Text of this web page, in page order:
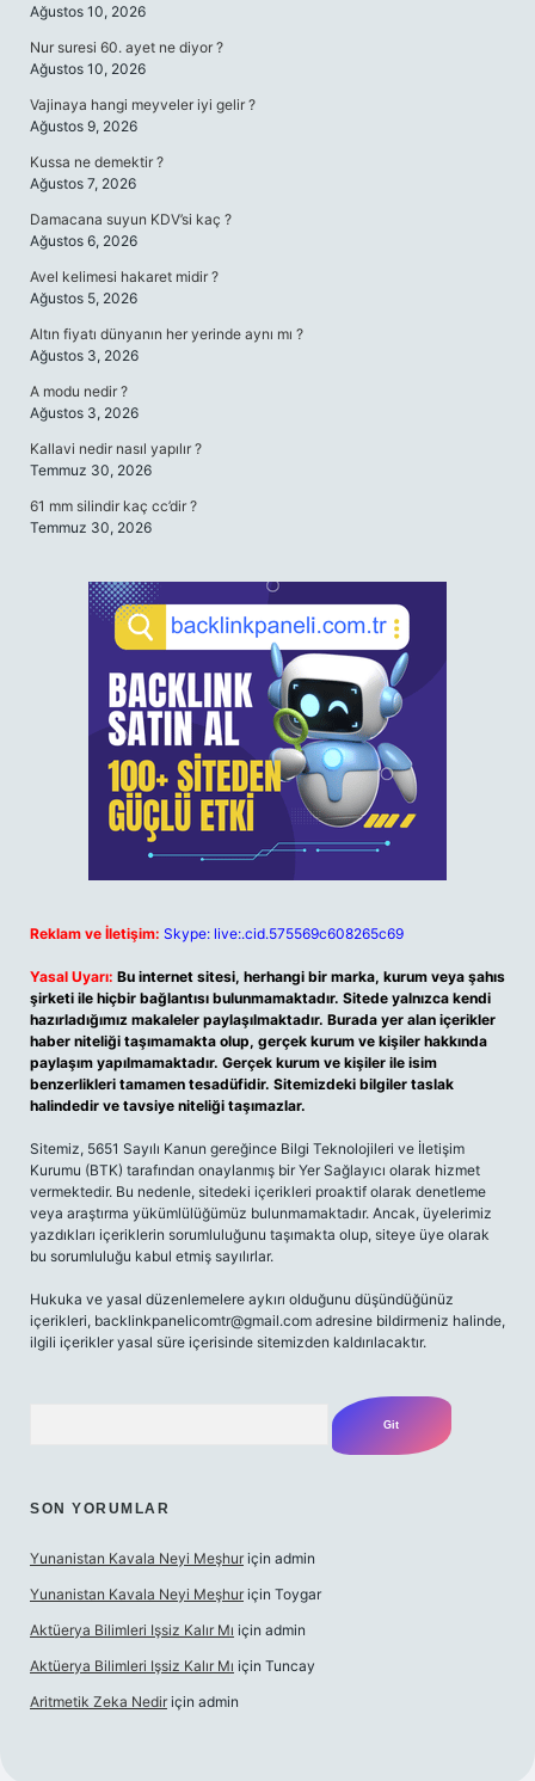
Ağustos 10, 2026
Nur suresi 60. ayet ne diyor ?
Ağustos 10, 2026
Vajinaya hangi meyveler iyi gelir ?
Ağustos 9, 2026
Kussa ne demektir ?
Ağustos 7, 2026
Damacana suyun KDV’si kaç ?
Ağustos 6, 2026
Avel kelimesi hakaret midir ?
Ağustos 5, 2026
Altın fiyatı dünyanın her yerinde aynı mı ?
Ağustos 3, 2026
A modu nedir ?
Ağustos 3, 2026
Kallavi nedir nasıl yapılır ?
Temmuz 30, 2026
61 mm silindir kaç cc’dir ?
Temmuz 30, 2026
Reklam ve İletişim: Skype: live:.cid.575569c608265c69
Yasal Uyarı: Bu internet sitesi, herhangi bir marka, kurum veya şahıs
şirketi ile hiçbir bağlantısı bulunmamaktadır. Sitede yalnızca kendi
hazırladığımız makaleler paylaşılmaktadır. Burada yer alan içerikler
haber niteliği taşımamakta olup, gerçek kurum ve kişiler hakkında
paylaşım yapılmamaktadır. Gerçek kurum ve kişiler ile isim
benzerlikleri tamamen tesadüfidir. Sitemizdeki bilgiler taslak
halindedir ve tavsiye niteliği taşımazlar.
Sitemiz, 5651 Sayılı Kanun gereğince Bilgi Teknolojileri ve İletişim
Kurumu (BTK) tarafından onaylanmış bir Yer Sağlayıcı olarak hizmet
vermektedir. Bu nedenle, sitedeki içerikleri proaktif olarak denetleme
veya araştırma yükümlülüğümüz bulunmamaktadır. Ancak, üyelerimiz
yazdıkları içeriklerin sorumluluğunu taşımakta olup, siteye üye olarak
bu sorumluluğu kabul etmiş sayılırlar.
Hukuka ve yasal düzenlemelere aykırı olduğunu düşündüğünüz
içerikleri, backlinkpanelicomtr@gmail.com adresine bildirmeniz halinde,
ilgili içerikler yasal süre içerisinde sitemizden kaldırılacaktır.
SON YORUMLAR
Yunanistan Kavala Neyi Meşhur için admin
Yunanistan Kavala Neyi Meşhur için Toygar
Aktüerya Bilimleri Işsiz Kalır Mı için admin
Aktüerya Bilimleri Işsiz Kalır Mı için Tuncay
Aritmetik Zeka Nedir için admin